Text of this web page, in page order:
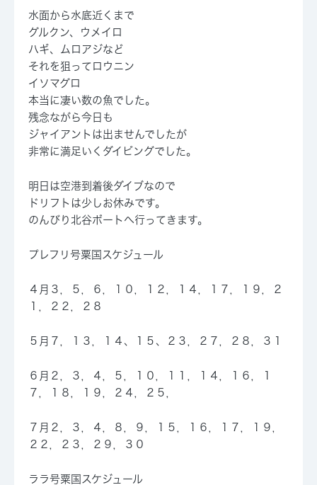
水面から水底近くまで
グルクン、ウメイロ
ハギ、ムロアジなど
それを狙ってロウニン
イソマグロ
本当に凄い数の魚でした。
残念ながら今日も
ジャイアントは出ませんでしたが
非常に満足いくダイビングでした。
明日は空港到着後ダイブなので
ドリフトは少しお休みです。
のんびり北谷ボートへ行ってきます。
プレフリ号粟国スケジュール
４月３，５，６，１０，１２，１４，１７，１９，２
１，２２，２８
５月７， １３ ，１４、 １５ 、２３，２７，２８，３１
６月２，３，４，５，１０，１１，１４，１６，１
７，１８，１９，２４，
２５
７月２，３，４，８，９，１５，１６，１７，１９，
２２，２３，２９，３０
ララ号粟国スケジュール